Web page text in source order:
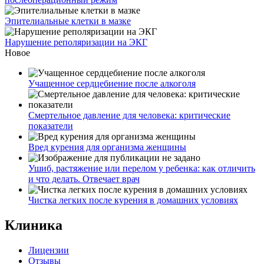
Эпителиальные клетки в мазке
Нарушение реполяризации на ЭКГ
Новое
Учащенное сердцебиение после алкоголя
Смертельное давление для человека: критические
показатели
Вред курения для организма женщины
Ушиб, растяжение или перелом у ребенка: как отличить
и что делать. Отвечает врач
Чистка легких после курения в домашних условиях
Клиника
Лицензии
Отзывы